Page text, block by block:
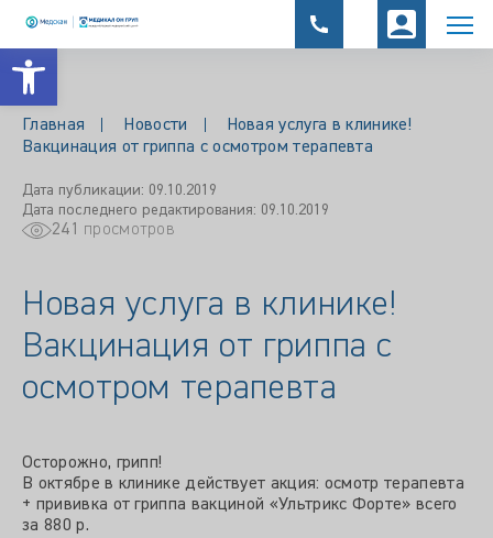
Открыть панель инструментов
Главная Новости
Новая услуга в клинике!
Вакцинация от гриппа с осмотром терапевта
Дата публикации: 09.10.2019
Дата последнего редактирования: 09.10.2019
241 просмотров
Новая услуга в клинике!
Вакцинация от гриппа с
осмотром терапевта
Осторожно, грипп!
В октябре в клинике действует акция: осмотр терапевта
+ прививка от гриппа вакциной «Ультрикс Форте» всего
за 880 р.